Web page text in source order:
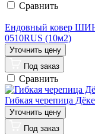
Сравнить
Ендовный ковер
0510RUS (10м2)
Под заказ
Сравнить
Гибкая черепица
Под заказ